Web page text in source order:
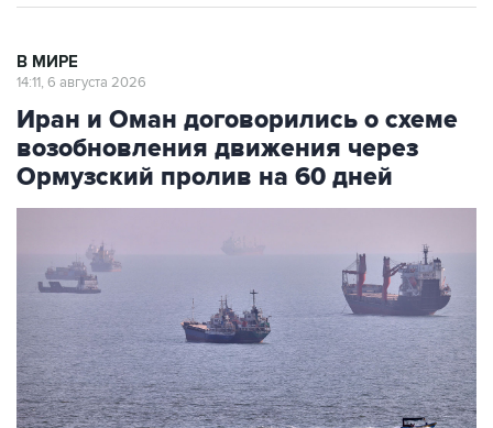
В МИРЕ
14:11, 6 августа 2026
Иран и Оман договорились о схеме
возобновления движения через
Ормузский пролив на 60 дней